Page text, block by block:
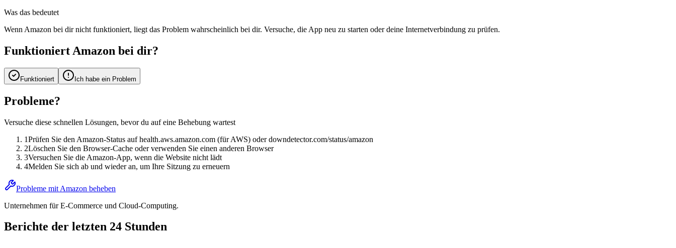
Was das bedeutet
Wenn Amazon bei dir nicht funktioniert, liegt das Problem wahrscheinlich bei dir. Versuche, die App neu zu starten oder deine Internetverbindung zu prüfen.
Funktioniert Amazon bei dir?
Funktioniert Ich habe ein Problem
Probleme?
Versuche diese schnellen Lösungen, bevor du auf eine Behebung wartest
1Prüfen Sie den Amazon-Status auf health.aws.amazon.com (für AWS) oder downdetector.com/status/amazon
2Löschen Sie den Browser-Cache oder verwenden Sie einen anderen Browser
3Versuchen Sie die Amazon-App, wenn die Website nicht lädt
4Melden Sie sich ab und wieder an, um Ihre Sitzung zu erneuern
Probleme mit Amazon beheben
Unternehmen für E-Commerce und Cloud-Computing.
Berichte der letzten 24 Stunden